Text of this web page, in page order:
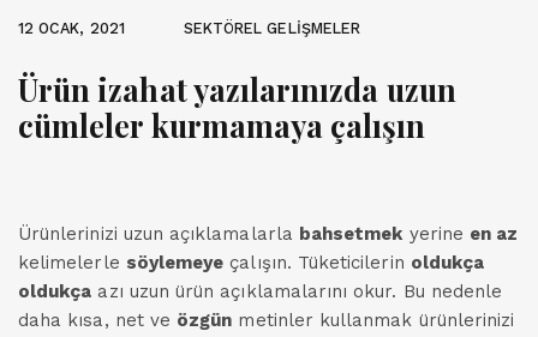
12 OCAK, 2021 SEKTÖREL GELİŞMELER
Ürünizahatyazılarınızda uzun
cümleler kurmamaya çalışın
Ürünlerinizi uzun açıklamalarla bahsetmek yerine en az
kelimelerle söylemeye çalışın. Tüketicilerin oldukça
oldukça azı uzun ürün açıklamalarını okur. Bu nedenle
daha kısa, net ve özgün metinler kullanmak ürünlerinizi